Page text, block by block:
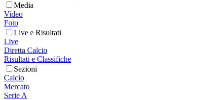
Media
Video
Foto
Live e Risultati
Live
Diretta Calcio
Risultati e Classifiche
Sezioni
Calcio
Mercato
Serie A